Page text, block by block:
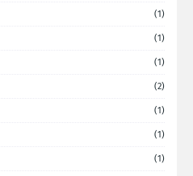
(1)
(1)
(1)
(2)
(1)
(1)
(1)